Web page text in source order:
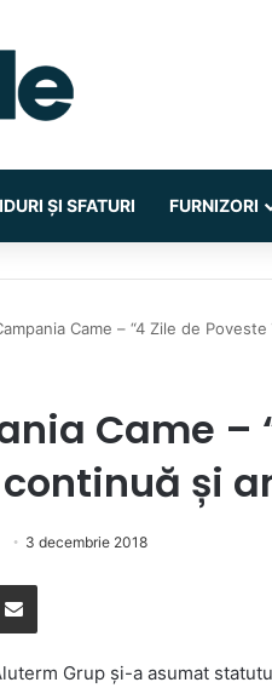
ȘI SFATURI FURNIZORI
Came – “4 Zile de
Came –
și
email
3 decembrie 2018
Share via Email
Grup și-a asumat